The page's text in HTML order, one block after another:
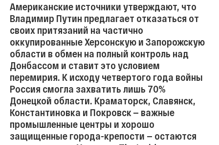
Американские источники утверждают, что
Владимир Путин предлагает отказаться от
своих притязаний на частично
оккупированные Херсонскую и Запорожскую
области в обмен на полный контроль над
Донбассом и ставит это условием
перемирия. К исходу четвертого года войны
Россия смогла захватить лишь 70%
Донецкой области. Краматорск, Славянск,
Константиновка и Покровск — важные
промышленные центры и хорошо
защищенные города-крепости — остаются